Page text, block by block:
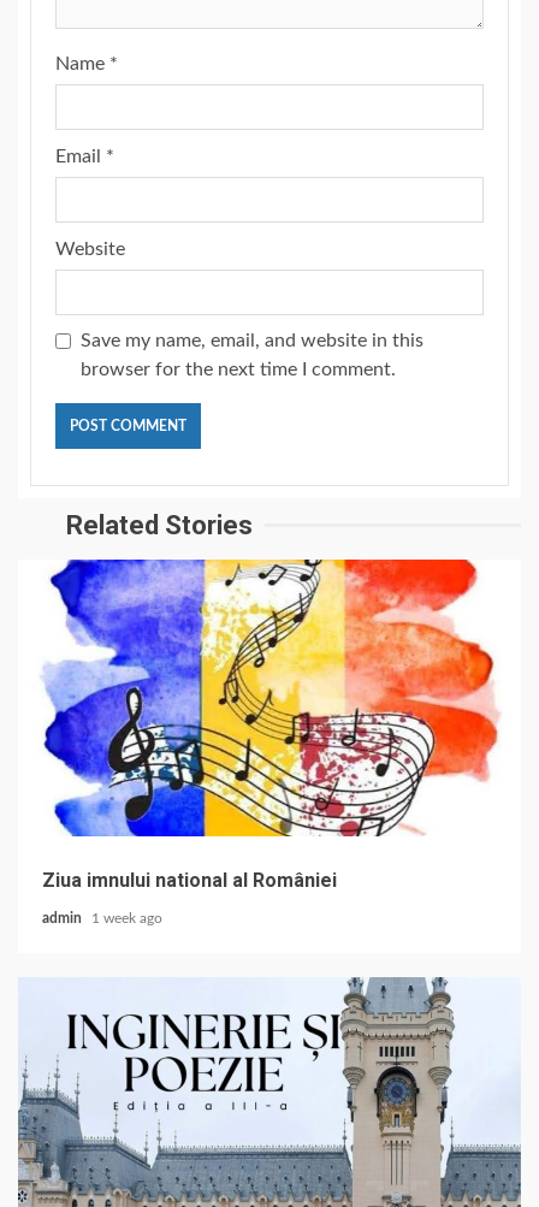
Name *
Email *
Website
Save my name, email, and website in this
browser for the next time I comment.
Related Stories
Ziua imnului national al României
admin 1 week ago